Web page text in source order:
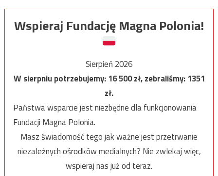
Wspieraj Fundację Magna Polonia!
Sierpień 2026
W sierpniu potrzebujemy:16 500zł, zebraliśmy:1351
zł.
Państwa wsparcie jest niezbędne dla funkcjonowania
Fundacji Magna Polonia.
Masz świadomość tego jak ważne jest przetrwanie
niezależnych ośrodków medialnych? Nie zwlekaj więc,
wspieraj nas już od teraz.